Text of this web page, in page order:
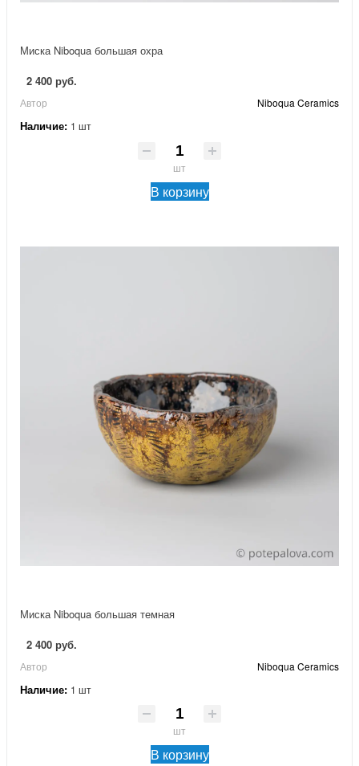
Миска Niboqua большая охра
2 400 руб.
Автор Niboqua Ceramics
Наличие: 1 шт
шт
В корзину
Миска Niboqua большая темная
2 400 руб.
Автор Niboqua Ceramics
Наличие: 1 шт
шт
В корзину